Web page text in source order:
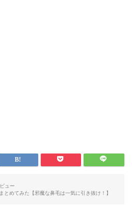
ュー
とめてみた【邪魔な鼻毛は一気に引き抜け！】